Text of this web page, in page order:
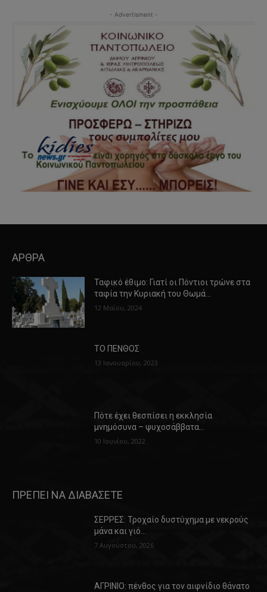
- Advertisment -
ΑΡΘΡΑ
Ταφικό έθιμο: Γιατί οι Πόντιοι τρώνε στα
ταφία την Κυριακή του Θωμά…
12 Μαΐου, 2024
ΤΟ ΠΕΝΘΟΣ
13 Ιανουαρίου, 2023
Πότε έχει θεσπίσει η εκκλησία
μνημόσυνα – ψυχοσάββατα…
10 Ιουνίου, 2022
ΠΡΕΠΕΙ ΝΑ ΔΙΑΒΑΣΕΤΕ
ΣΕΡΡΕΣ: Τροχαίο δυστύχημα με νεκρούς
μάνα και γιό…
7 Αυγούστου, 2026
ΑΓΡΙΝΙΟ: πένθος για τον αιφνίδιο θάνατο